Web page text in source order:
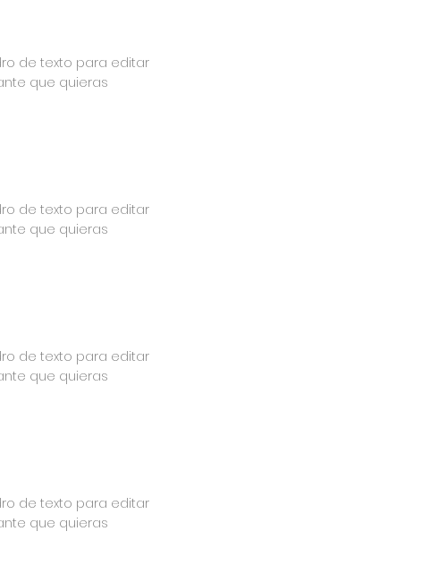
de texto para editar
que quieras
de texto para editar
que quieras
de texto para editar
que quieras
de texto para editar
que quieras